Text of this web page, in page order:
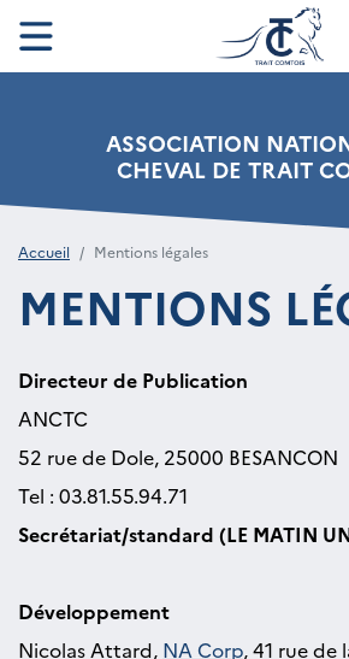
ASSOCIATION
CHEVAL DE TRAIT
Accueil Mentions légales
MENTIONS
Directeur de Publication
ANCTC
52 rue de Dole, 25000 BESANCON
Tel : 03.81.55.94.71
Secrétariat/standard (LE MATIN
Développement
Nicolas Attard, NA Corp, 41 rue de